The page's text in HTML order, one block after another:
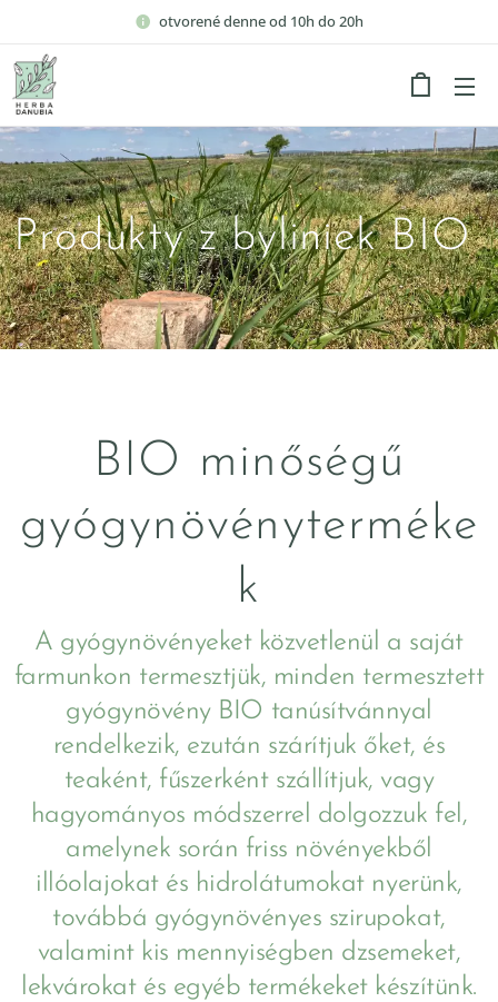
otvorené denne od 10h do 20h
Produkty z byliniek BIO
BIO minőségű
gyógynövényterméke
k
A gyógynövényeket közvetlenül a saját
farmunkon termesztjük, minden termesztett
gyógynövény BIO tanúsítvánnyal
rendelkezik, ezután szárítjuk őket, és
teaként, fűszerként szállítjuk, vagy
hagyományos módszerrel dolgozzuk fel,
amelynek során friss növényekből
illóolajokat és hidrolátumokat nyerünk,
továbbá gyógynövényes szirupokat,
valamint kis mennyiségben dzsemeket,
lekvárokat és egyéb termékeket készítünk.